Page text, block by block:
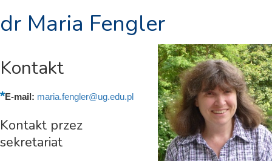
dr Maria Fengler
Kontakt
E-mail: maria.fengler@ug.edu.pl
Kontakt przez
sekretariat